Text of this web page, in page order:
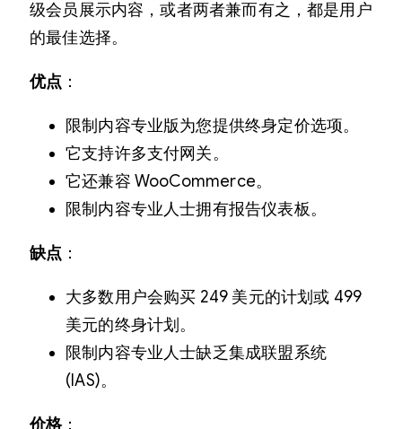
级会员展示内容，或者两者兼而有之，都是用户
的最佳选择。
优点 ：
限制内容专业版为您提供终身定价选项。
它支持许多支付网关。
它还兼容 WooCommerce。
限制内容专业人士拥有报告仪表板。
缺点 ：
大多数用户会购买 249 美元的计划或 499
美元的终身计划。
限制内容专业人士缺乏集成联盟系统
(IAS)。
价格：